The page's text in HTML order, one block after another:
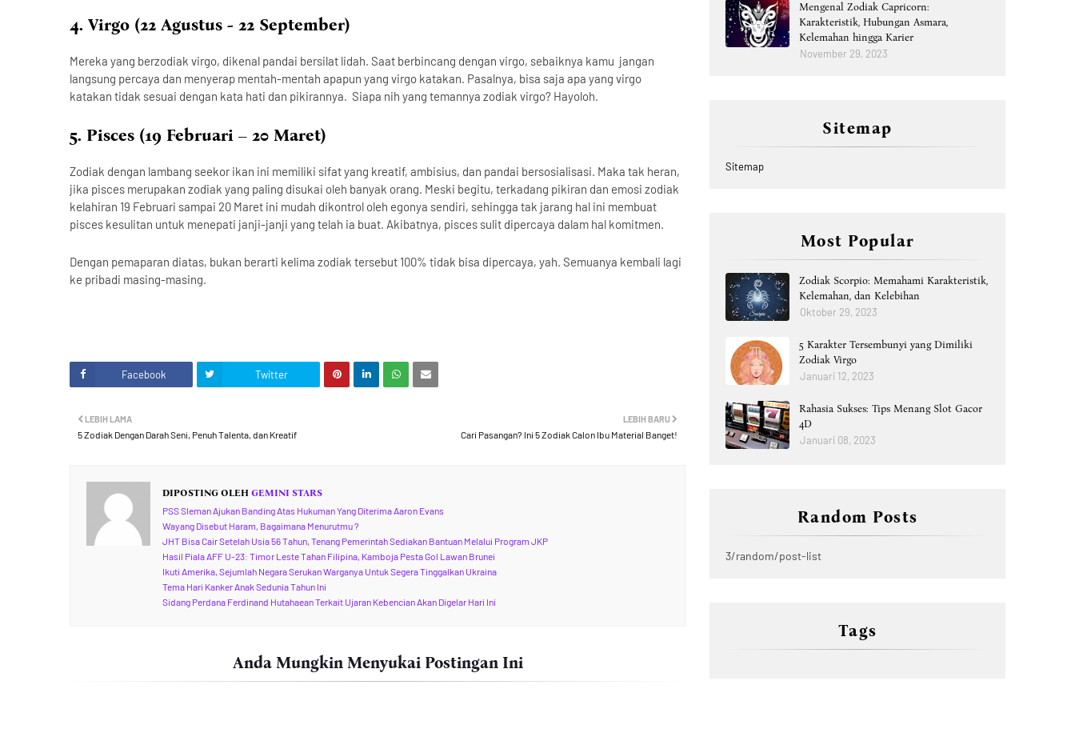
4. Virgo (22 Agustus - 22 September)
Mereka yang berzodiak virgo, dikenal pandai bersilat lidah. Saat berbincang dengan virgo, sebaiknya kamu jangan
langsung percaya dan menyerap mentah-mentah apapun yang virgo katakan. Pasalnya, bisa saja apa yang virgo
katakan tidak sesuai dengan kata hati dan pikirannya.
Siapa nih yang temannya zodiak virgo? Hayoloh.
5. Pisces (19 Februari – 20 Maret)
Zodiak dengan lambang seekor ikan ini memiliki sifat yang kreatif, ambisius, dan pandai bersosialisasi. Maka tak heran,
jika pisces merupakan zodiak yang paling disukai oleh banyak orang. Meski begitu, terkadang pikiran dan emosi zodiak
kelahiran 19 Februari sampai 20 Maret ini mudah dikontrol oleh egonya sendiri, sehingga tak jarang hal ini membuat
pisces kesulitan untuk menepati janji-janji yang telah ia buat. Akibatnya, pisces sulit dipercaya dalam hal komitmen.
Dengan pemaparan diatas, bukan berarti kelima zodiak tersebut 100% tidak bisa dipercaya, yah. Semuanya kembali lagi
ke pribadi masing-masing.
Facebook Twitter
LEBIH BARU
Cari Pasangan? Ini 5 Zodiak Calon Ibu Material Banget!
LEBIH LAMA
5 Zodiak Dengan Darah Seni, Penuh Talenta, dan Kreatif
DIPOSTING OLEH GEMINI STARS
PSS Sleman Ajukan Banding Atas Hukuman Yang Diterima Aaron Evans
Wayang Disebut Haram, Bagaimana Menurutmu ?
JHT Bisa Cair Setelah Usia 56 Tahun, Tenang Pemerintah Sediakan Bantuan Melalui Program JKP
Hasil Piala AFF U-23: Timor Leste Tahan Filipina, Kamboja Pesta Gol Lawan Brunei
Ikuti Amerika, Sejumlah Negara Serukan Warganya Untuk Segera Tinggalkan Ukraina
Tema Hari Kanker Anak Sedunia Tahun Ini
Sidang Perdana Ferdinand Hutahaean Terkait Ujaran Kebencian Akan Digelar Hari Ini
Anda Mungkin Menyukai Postingan Ini
Mengenal Zodiak Capricorn:
Karakteristik, Hubungan Asmara,
Kelemahan hingga Karier
November 29, 2023
Sitemap
Sitemap
Most Popular
Zodiak Scorpio: Memahami Karakteristik,
Kelemahan, dan Kelebihan
Oktober 29, 2023
5 Karakter Tersembunyi yang Dimiliki
Zodiak Virgo
Januari 12, 2023
Rahasia Sukses: Tips Menang Slot Gacor
4D
Januari 08, 2023
Random Posts
3/random/post-list
Tags